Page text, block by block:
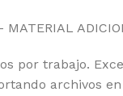
MATERIAL
por trabajo.
archivos